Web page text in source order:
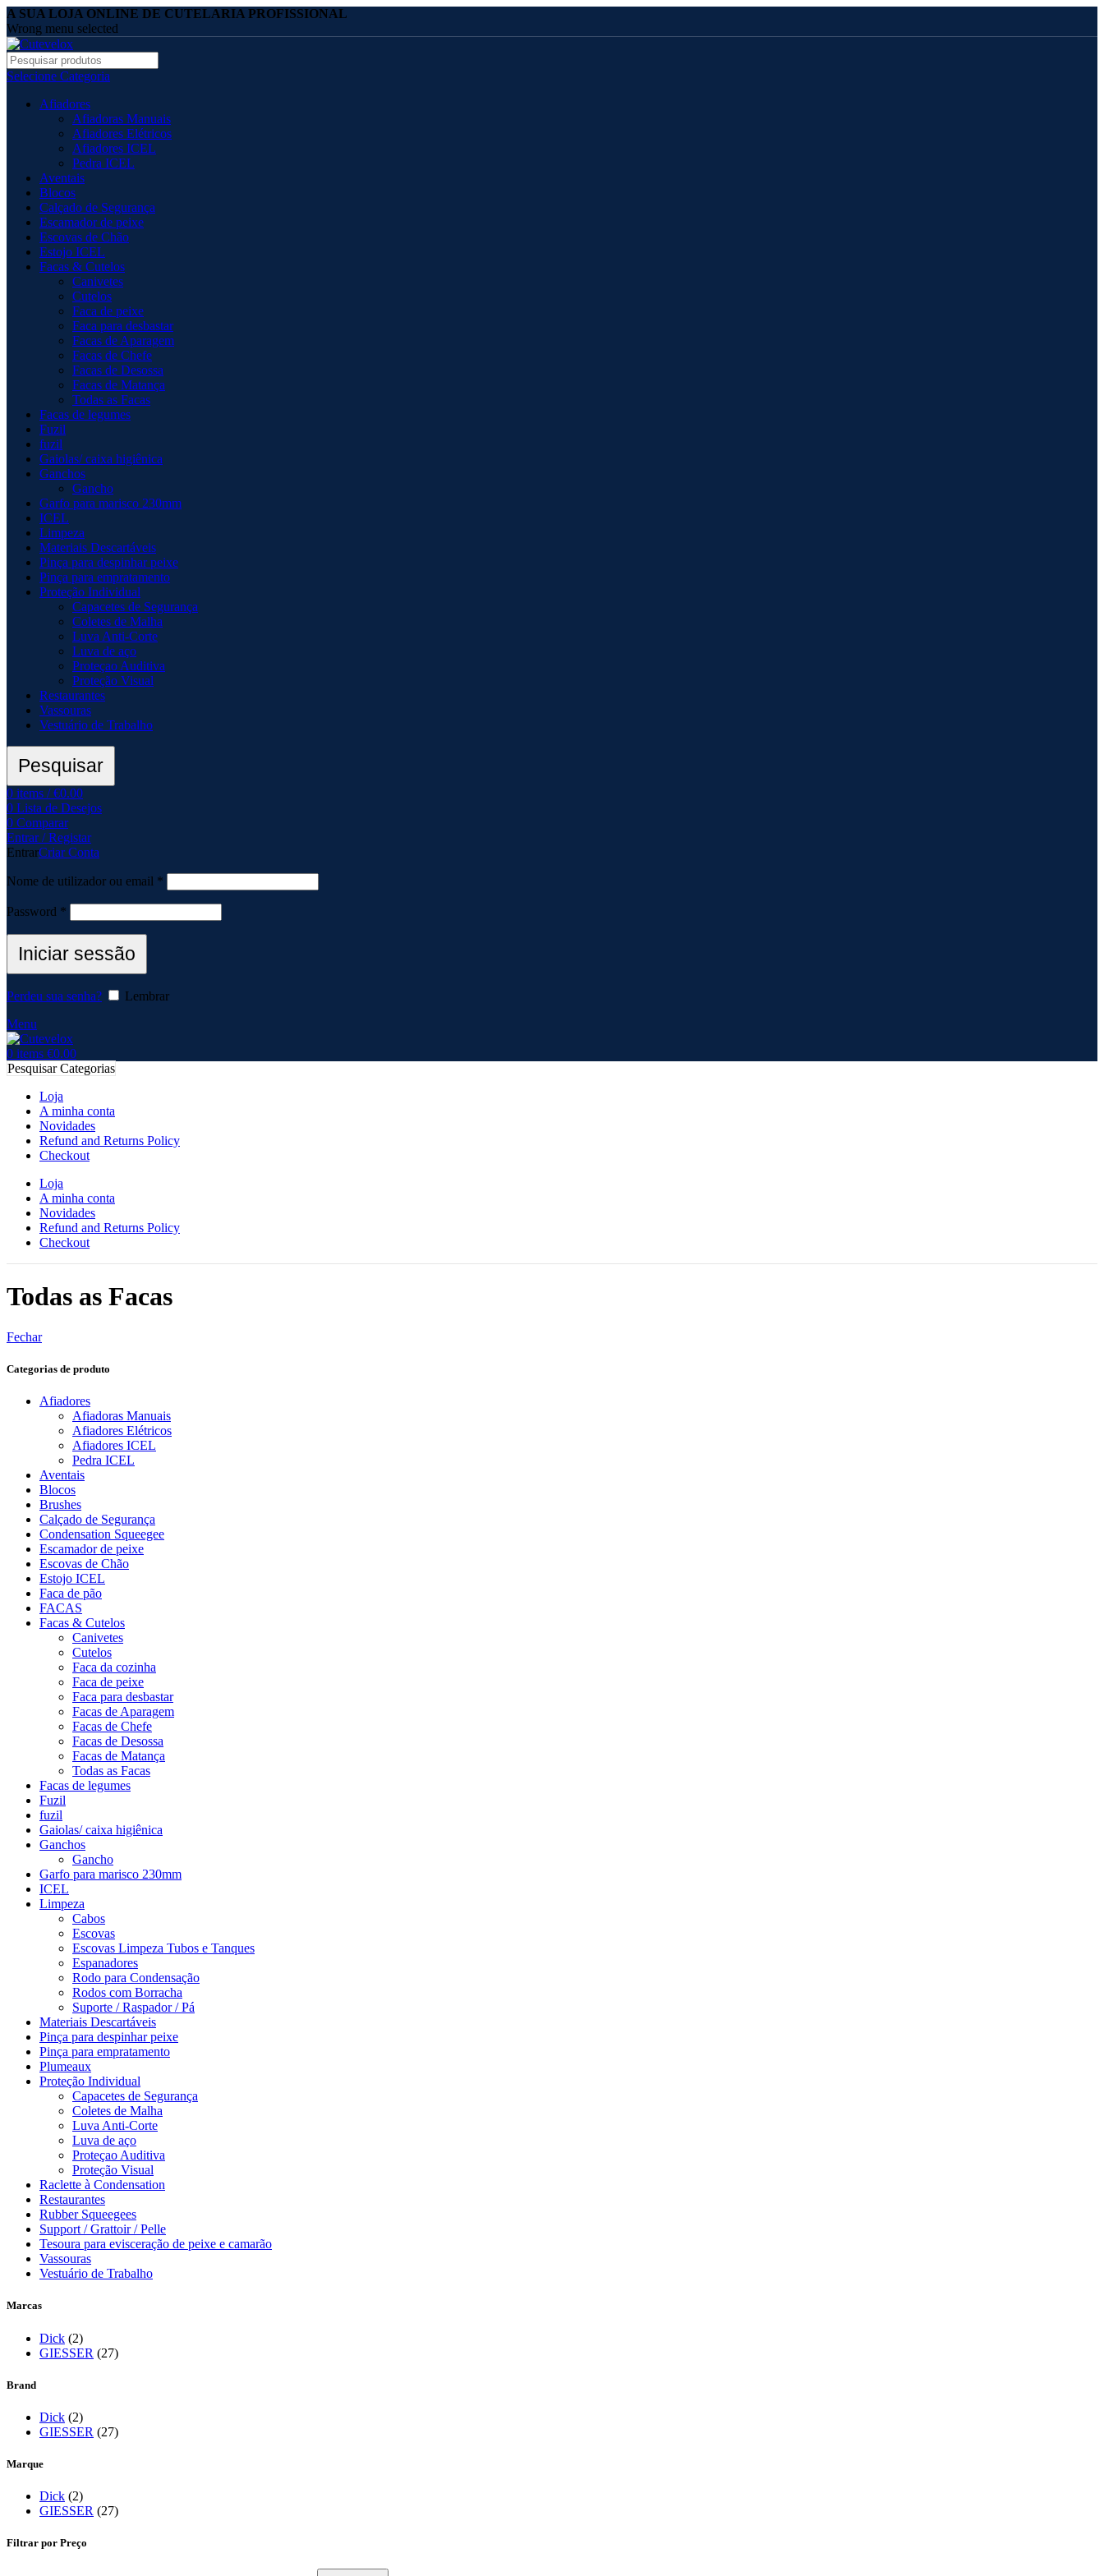
A SUA LOJA ONLINE DE CUTELARIA PROFISSIONAL
Wrong menu selected
Selecione Categoria
Afiadores
Afiadoras Manuais
Afiadores Elétricos
Afiadores ICEL
Pedra ICEL
Aventais
Blocos
Calçado de Segurança
Escamador de peixe
Escovas de Chão
Estojo ICEL
Facas & Cutelos
Canivetes
Cutelos
Faca de peixe
Faca para desbastar
Facas de Aparagem
Facas de Chefe
Facas de Desossa
Facas de Matança
Todas as Facas
Facas de legumes
Fuzil
fuzil
Gaiolas/ caixa higiênica
Ganchos
Gancho
Garfo para marisco 230mm
ICEL
Limpeza
Materiais Descartáveis
Pinça para despinhar peixe
Pinça para empratamento
Proteção Individual
Capacetes de Segurança
Coletes de Malha
Luva Anti-Corte
Luva de aço
Proteçao Auditiva
Proteção Visual
Restaurantes
Vassouras
Vestuário de Trabalho
Pesquisar
0 items / €0.00
0 Lista de Desejos
0 Comparar
Entrar / Registar
EntrarCriar Conta
Nome de utilizador ou email *
Password *
Iniciar sessão
Perdeu sua senha?
Lembrar
Menu
0 items €0.00
Pesquisar Categorias
Loja
A minha conta
Novidades
Refund and Returns Policy
Checkout
Loja
A minha conta
Novidades
Refund and Returns Policy
Checkout
Todas as Facas
Fechar
Categorias de produto
Afiadores
Afiadoras Manuais
Afiadores Elétricos
Afiadores ICEL
Pedra ICEL
Aventais
Blocos
Brushes
Calçado de Segurança
Condensation Squeegee
Escamador de peixe
Escovas de Chão
Estojo ICEL
Faca de pão
FACAS
Facas & Cutelos
Canivetes
Cutelos
Faca da cozinha
Faca de peixe
Faca para desbastar
Facas de Aparagem
Facas de Chefe
Facas de Desossa
Facas de Matança
Todas as Facas
Facas de legumes
Fuzil
fuzil
Gaiolas/ caixa higiênica
Ganchos
Gancho
Garfo para marisco 230mm
ICEL
Limpeza
Cabos
Escovas
Escovas Limpeza Tubos e Tanques
Espanadores
Rodo para Condensação
Rodos com Borracha
Suporte / Raspador / Pá
Materiais Descartáveis
Pinça para despinhar peixe
Pinça para empratamento
Plumeaux
Proteção Individual
Capacetes de Segurança
Coletes de Malha
Luva Anti-Corte
Luva de aço
Proteçao Auditiva
Proteção Visual
Raclette à Condensation
Restaurantes
Rubber Squeegees
Support / Grattoir / Pelle
Tesoura para evisceração de peixe e camarão
Vassouras
Vestuário de Trabalho
Marcas
Dick (2)
GIESSER (27)
Brand
Dick (2)
GIESSER (27)
Marque
Dick (2)
GIESSER (27)
Filtrar por Preço